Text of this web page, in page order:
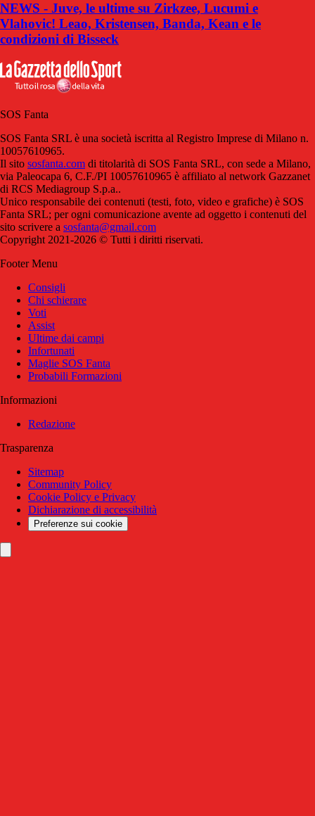
NEWS - Juve, le ultime su Zirkzee, Lucumi e
Vlahovic! Leao, Kristensen, Banda, Kean e le
condizioni di Bisseck
SOS Fanta
SOS Fanta SRL è una società iscritta al Registro Imprese di Milano n.
10057610965.
Il sito sosfanta.com di titolarità di SOS Fanta SRL, con sede a Milano,
via Paleocapa 6, C.F./PI 10057610965 è affiliato al network Gazzanet
di RCS Mediagroup S.p.a..
Unico responsabile dei contenuti (testi, foto, video e grafiche) è SOS
Fanta SRL; per ogni comunicazione avente ad oggetto i contenuti del
sito scrivere a sosfanta@gmail.com
Copyright 2021-2026 © Tutti i diritti riservati.
Footer Menu
Consigli
Chi schierare
Voti
Assist
Ultime dai campi
Infortunati
Maglie SOS Fanta
Probabili Formazioni
Informazioni
Redazione
Trasparenza
Sitemap
Community Policy
Cookie Policy e Privacy
Dichiarazione di accessibilità
Preferenze sui cookie